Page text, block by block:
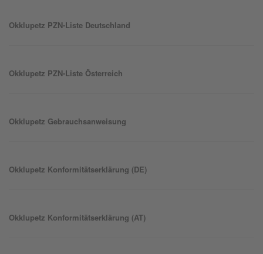
Okklupetz PZN-Liste Deutschland
Okklupetz PZN-Liste Österreich
Okklupetz Gebrauchsanweisung
Okklupetz Konformitätserklärung (DE)
Okklupetz Konformitätserklärung (AT)